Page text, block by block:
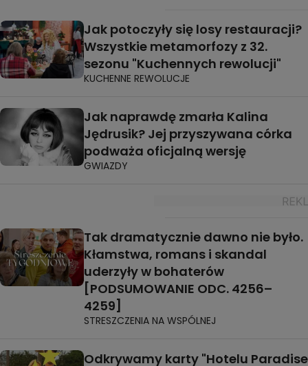
Jak potoczyły się losy restauracji?
Wszystkie metamorfozy z 32.
sezonu "Kuchennych rewolucji"
KUCHENNE REWOLUCJE
Jak naprawdę zmarła Kalina
Jędrusik? Jej przyszywana córka
podważa oficjalną wersję
GWIAZDY
Tak dramatycznie dawno nie było.
Kłamstwa, romans i skandal
uderzyły w bohaterów
[PODSUMOWANIE ODC. 4256–
4259]
STRESZCZENIA NA WSPÓLNEJ
Odkrywamy karty "Hotelu Paradise